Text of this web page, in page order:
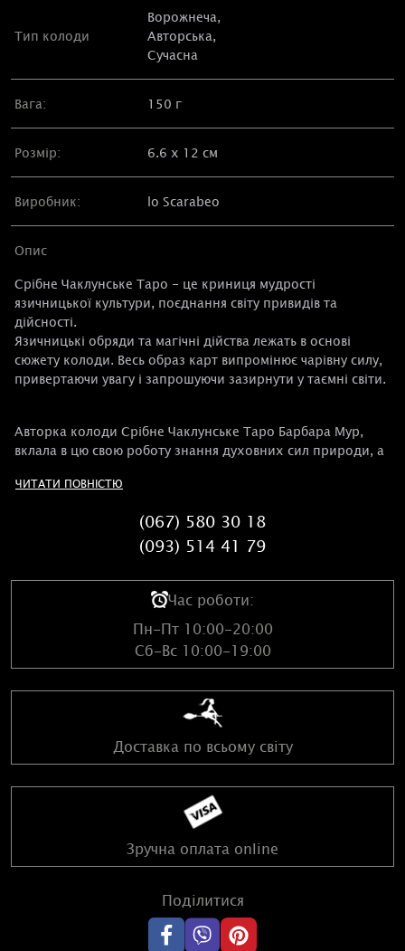
Тип колоди
Ворожнеча,
Авторська,
Сучасна
Вага: 150 г
Розмір: 6.6 х 12 см
Виробник: lo Scarabeo
Опис
Срібне Чаклунське Таро - це криниця мудрості
язичницької культури, поєднання світу привидів та
дійсності.
Язичницькі обряди та магічні дійства лежать в основі
сюжету колоди. Весь образ карт випромінює чарівну силу,
привертаючи увагу і запрошуючи зазирнути у таємні світи.
Авторка колоди Срібне Чаклунське Таро Барбара Мур,
вклала в цю свою роботу знання духовних сил природи, а
знайомими.
Особливості Таро Срібне
язичницьких легенд, які задіяні в різних ритуалах.
план, розміщуючись на постаментах. Фон на картах
Арканів залишений майже однотонним. Однак,
карти невимовно красиві та барвисті. Такий прийом
поринути в духовне та інтуїтивне сприйняття.
Колода відповідає системі Райдера-Уейта, проте назви
деяких арканів відрізняються від стандартних. Для
компаньйоном, яка йде в комплекті з картами.
ЧИТАТИ ПОВНІСТЮ
(067) 580 30 18
(093) 514 41 79
Час роботи:
Пн-Пт 10:00-20:00
Сб-Вс 10:00-19:00
Доставка по всьому світу
Зручна оплата online
Поділитися